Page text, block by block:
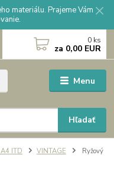
materiálu. Prajeme Vám
Menu
Hľadať
0 ks
za 0,00 EUR
ITD VINTAGE
Ryžový